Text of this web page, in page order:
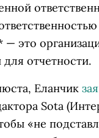
— это
отчетности.
Еланчик
Sota
«не